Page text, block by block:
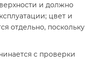
и должно
цвет и
отдельно, поскольку
с проверки